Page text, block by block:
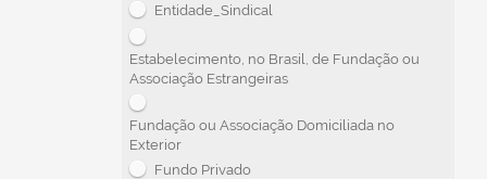
Entidade_Sindical
Estabelecimento, no Brasil, de Fundação ou
Associação Estrangeiras
Fundação ou Associação Domiciliada no
Exterior
Fundo Privado